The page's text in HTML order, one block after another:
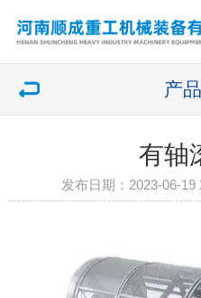
产
有轴
发布日期：2023-06-